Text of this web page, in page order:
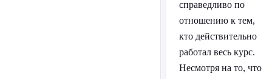
справедливо по
отношению к тем,
кто действительно
работал весь курс.
Несмотря на то, что